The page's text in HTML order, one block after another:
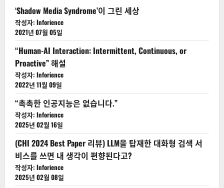
을
위
해
인
공
지
능
이
나
언
어
모
델
을
어
떻
게
활
용
하
고
있
을
까?
‘Shadow Media Syndrome’이 그린 세상
작성자: Inforience
2021년 07월 05일
“Human-AI Interaction: Intermittent, Continuous, or
Proactive” 해설
작성자: Inforience
2022년 11월 09일
“촉촉한 인공지능은 없습니다.”
작성자: Inforience
2025년 02월 16일
(CHI 2024 Best Paper 리뷰) LLM을 탑재한 대화형 검색 서
비스를 쓰면 내 생각이 편향된다고?
작성자: Inforience
2025년 02월 08일